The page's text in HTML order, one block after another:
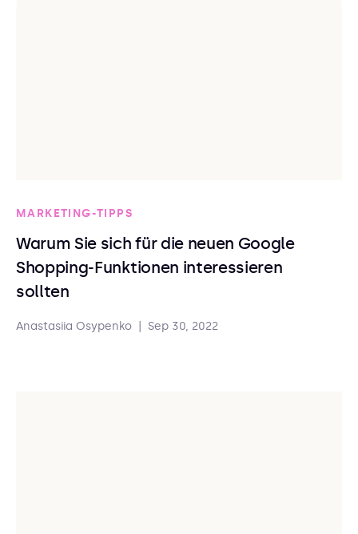
MARKETING-TIPPS
Warum Sie sich für die neuen Google
Shopping-Funktionen interessieren
sollten
Anastasiia Osypenko Sep 30, 2022